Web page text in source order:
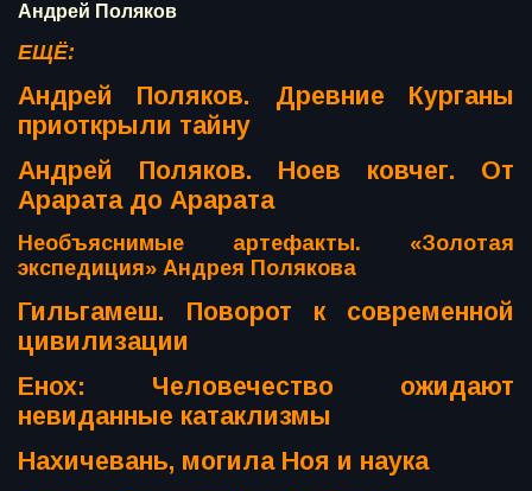
Андрей Поляков
ЕЩЁ:
Андрей Поляков. Древние Курганы
приоткрыли тайну
Андрей Поляков. Ноев ковчег. От
Арарата до Арарата
Необъяснимые артефакты. «Золотая
экспедиция» Андрея Полякова
Гильгамеш. Поворот к современной
цивилизации
Енох: Человечество ожидают
невиданные катаклизмы
Нахичевань, могила Ноя и наука